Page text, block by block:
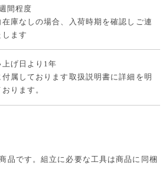
間程度
庫なしの場合、入荷時期を確認しご連
ます
上げ日より1年
付属しております取扱説明書に詳細を明
ります。
品です。組立に必要な工具は商品に同梱